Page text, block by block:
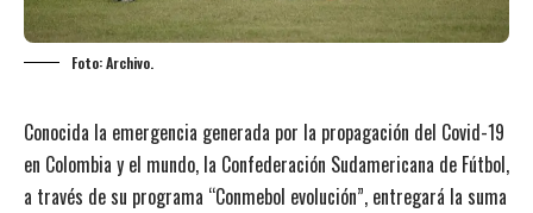
Foto: Archivo.
Conocida la emergencia generada por la propagación del Covid-19
en Colombia y el mundo, la Confederación Sudamericana de Fútbol,
a través de su programa “Conmebol evolución”, entregará la suma